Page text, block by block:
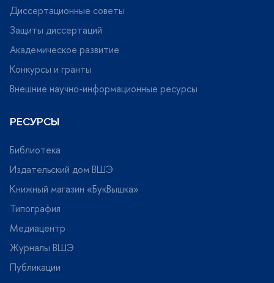
Диссертационные советы
Защиты диссертаций
Академическое развитие
Конкурсы и гранты
нешние научно-информационные ресурсы
РЕСУРСЫ
Библиотека
Издательский дом ВШЭ
Книжный магазин «БукВышка»
Типография
Медиацентр
Журналы ВШЭ
Публикации